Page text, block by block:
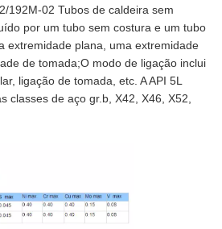
192M-02 Tubos de caldeira sem
por um tubo sem costura e um tubo
extremidade plana, uma extremidade
de tomada;O modo de ligação inclui
ligação de tomada, etc. A API 5L
classes de aço gr.b, X42, X46, X52,